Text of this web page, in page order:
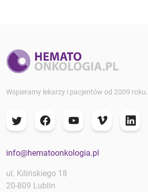
Wspieramy lekarzy i pacjentów od 2009 roku.
info@hematoonkologia.pl
ul. Kilińskiego 18
20-809 Lublin